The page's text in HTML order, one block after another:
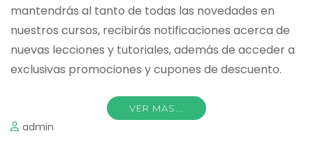
mantendrás al tanto de todas las novedades en
nuestros cursos, recibirás notificaciones acerca de
nuevas lecciones y tutoriales, además de acceder a
exclusivas promociones y cupones de descuento.
VER MAS...
admin